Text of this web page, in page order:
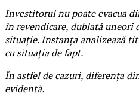
Investitorul nu poate evacua
în revendicare, dublată uneori
situație. Instanța analizează
cu situația de fapt.
În astfel de cazuri, diferența
evidentă.